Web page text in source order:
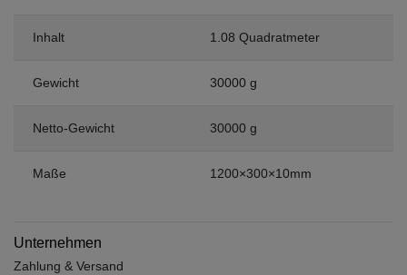
Inhalt 1.08 Quadratmeter
Gewicht 30000 g
Netto-Gewicht 30000 g
Maße 1200×300×10mm
Unternehmen
Zahlung & Versand